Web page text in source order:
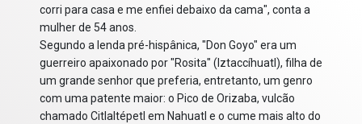
corri para casa e me enfiei debaixo da cama", conta a
mulher de 54 anos.
Segundo a lenda pré-hispânica, "Don Goyo" era um
guerreiro apaixonado por "Rosita" (Iztaccíhuatl), filha de
um grande senhor que preferia, entretanto, um genro
com uma patente maior: o Pico de Orizaba, vulcão
chamado Citlaltépetl em Nahuatl e o cume mais alto do